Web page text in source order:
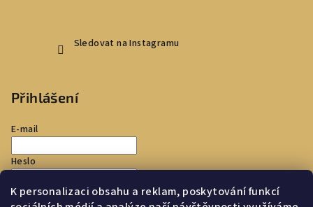
K personalizaci obsahu a reklam, poskytování funkcí
Sledovat na Instagramu
Přihlášení
E-mail
Heslo